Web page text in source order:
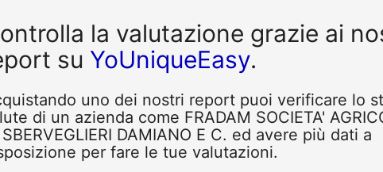
la valutazione grazie ai
su YoUniqueEasy.
uno dei nostri report puoi verificare lo
di un azienda come FRADAM SOCIETA'
SBERVEGLIERI DAMIANO E C. ed avere più dati a
per fare le tue valutazioni.